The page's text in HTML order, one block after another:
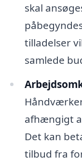
skal
tilladelser
samlede
afhængigt
Det kan
tilbud fra